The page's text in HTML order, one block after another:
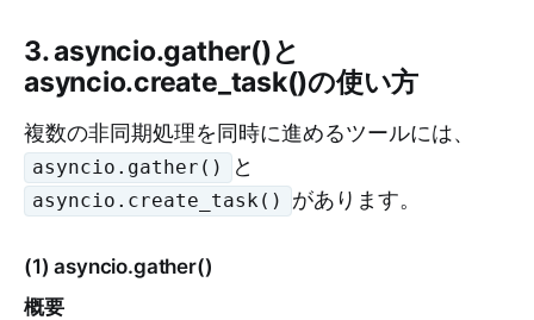
3. asyncio.gather()と
asyncio.create_task()の使い方
複数の非同期処理を同時に進めるツールには、
asyncio.gather() と
asyncio.create_task() があります。
(1) asyncio.gather()
概要